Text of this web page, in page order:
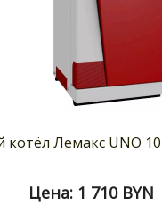
котёл Лемакс UNO 10
Цена: 1 710 BYN